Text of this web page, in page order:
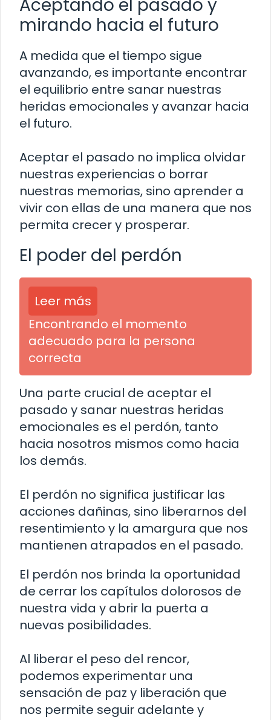
Aceptando el pasado y
mirando hacia el futuro
A medida que el tiempo sigue
avanzando, es importante encontrar
el equilibrio entre sanar nuestras
heridas emocionales y avanzar hacia
el futuro.
Aceptar el pasado no implica olvidar
nuestras experiencias o borrar
nuestras memorias, sino aprender a
vivir con ellas de una manera que nos
permita crecer y prosperar.
El poder del perdón
Leer más
Encontrando el momento
adecuado para la persona
correcta
Una parte crucial de aceptar el
pasado y sanar nuestras heridas
emocionales es el perdón, tanto
hacia nosotros mismos como hacia
los demás.
El perdón no significa justificar las
acciones dañinas, sino liberarnos del
resentimiento y la amargura que nos
mantienen atrapados en el pasado.
El perdón nos brinda la oportunidad
de cerrar los capítulos dolorosos de
nuestra vida y abrir la puerta a
nuevas posibilidades.
Al liberar el peso del rencor,
podemos experimentar una
sensación de paz y liberación que
nos permite seguir adelante y